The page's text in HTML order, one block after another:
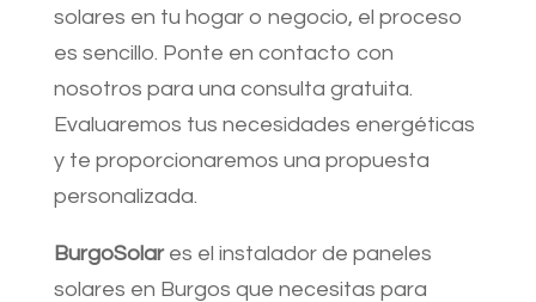
solares en tu hogar o negocio, el proceso
es sencillo. Ponte en contacto con
nosotros para una consulta gratuita.
Evaluaremos tus necesidades energéticas
y te proporcionaremos una propuesta
personalizada.
BurgoSolares el instalador de paneles
solares en Burgos que necesitas para